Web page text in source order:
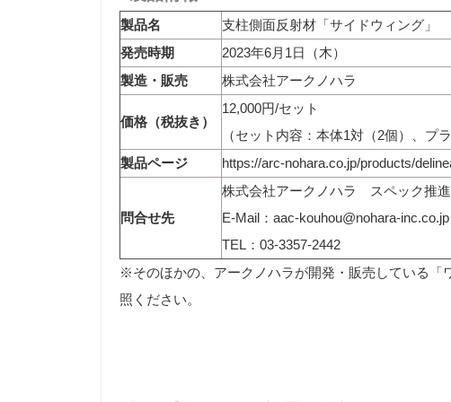
製品名
支柱側面反射材「サイドウィング」
発売時期
2023年6月1日（木）
製造・販売
株式会社アークノハラ
価格（税抜き）
12,000円/セット
（セット内容：本体1対（2個）、プ
製品ページ
https://arc-nohara.co.jp/products/
問合せ先
株式会社アークノハラ スペック推進
E-Mail： aac-kouhou@nohara-inc.co.jp
TEL：03-3357-2442
※そのほかの、アークノハラが開発・販売している「
照ください。